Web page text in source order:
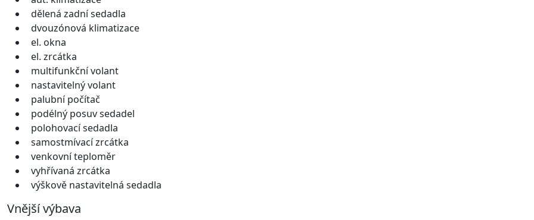
dělená zadní sedadla
dvouzónová klimatizace
el. okna
el. zrcátka
multifunkční volant
nastavitelný volant
palubní počítač
podélný posuv sedadel
polohovací sedadla
samostmívací zrcátka
venkovní teploměr
vyhřívaná zrcátka
výškově nastavitelná sedadla
Vnější výbava